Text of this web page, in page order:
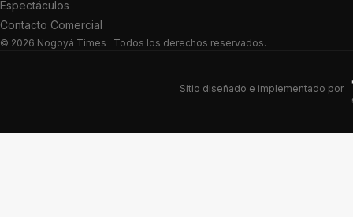
Espectáculos
Contacto Comercial
© 2026 Nogoyá Times . Todos los derechos reservados.
Sitio diseñado e implementado por